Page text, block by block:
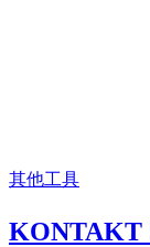
其他工具
KONTAKT